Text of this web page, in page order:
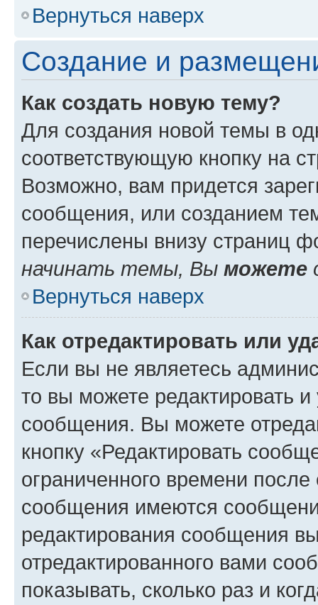
Вернуться наверх
Создание и
Как создать новую тему?
Для создания новой темы в
соответствующую кнопку на
Возможно, вам придется
сообщения, или созданием
перечислены внизу страниц
начинать темы, Вы можете
Вернуться наверх
Как отредактировать или
Если вы не являетесь
то вы можете редактировать
сообщения. Вы можете
кнопку «Редактировать
ограниченного времени
сообщения имеются
редактирования сообщения
отредактированного вами
показывать, сколько раз и